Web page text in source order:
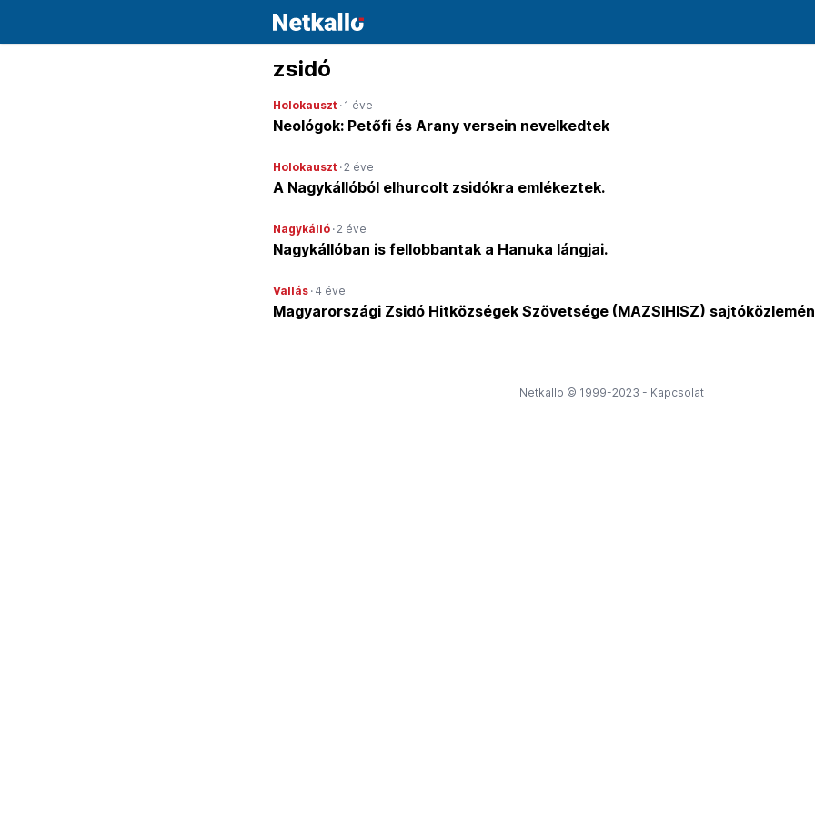
zsidó
Holokauszt · 1 éve
Neológok: Petőfi és Arany versein nevelkedtek
Holokauszt ·2 éve
A Nagykállóból elhurcolt zsidókra emlékeztek.
Nagykálló ·2 éve
Nagykállóban is fellobbantak a Hanuka lángjai.
Vallás · 4 éve
Magyarországi Zsidó Hitközségek Szövetsége (MAZSIHISZ)
Netkallo © 1999-2023 - Kapcsolat